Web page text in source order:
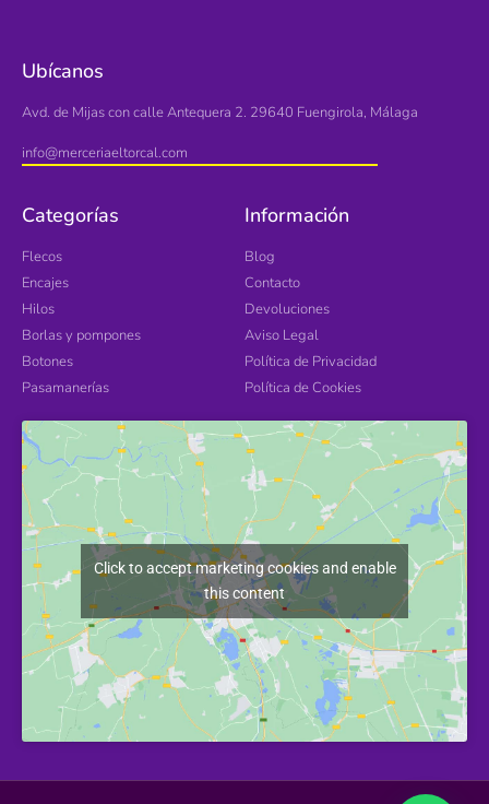
Ubícanos
Avd. de Mijas con calle Antequera 2. 29640 Fuengirola, Málaga
info@merceriaeltorcal.com
Categorías
Flecos
Encajes
Hilos
Borlas y pompones
Botones
Pasamanerías
Información
Blog
Contacto
Devoluciones
Aviso Legal
Política de Privacidad
Política de Cookies
Click to accept marketing cookies and enable
this content